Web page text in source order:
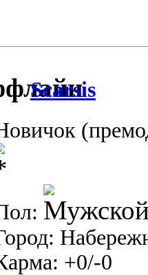
Scarsis
+0/-0